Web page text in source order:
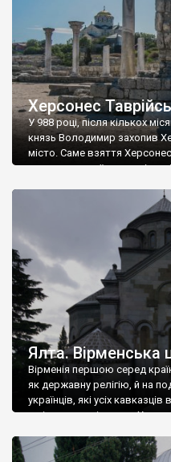
Херсонес
У 988 році, після кількох
князь Володимир захопив
місто. Саме взяття
диктувати свої умови
Херсонесі Володимир-
А потім було Хрещення
Ялта. Вірменська
Вірменія першою серед
як державну релігію, й на
українців, які усіх
є відданими вірянами